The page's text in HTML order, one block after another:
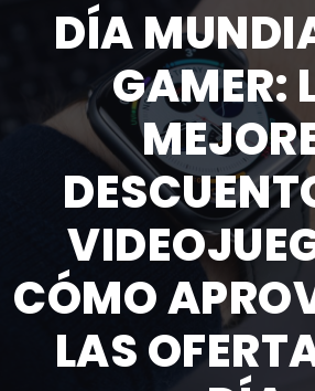
DÍA
GAMER:
CÓMO
LAS